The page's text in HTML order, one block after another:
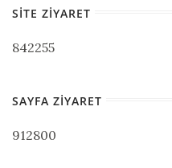
SITE ZIYARET
842255
SAYFA ZIYARET
912800